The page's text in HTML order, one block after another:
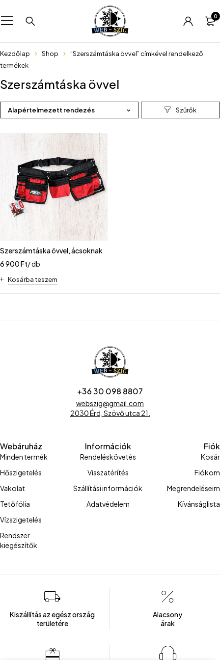
0
Kezdőlap Shop
“Szerszámtáska övvel” címkével rendelkező
termékek
Szerszámtáska övvel
Alapértelmezett rendezés
Szerszámtáska övvel, ácsoknak
6 900Ft/ db
Kosárba teszem
+36 30 098 8807
webszig@gmail.com
2030 Érd, Szövő utca 21.
Webáruház
Minden termék
Hőszigetelés
Vakolat
Tetőfólia
Vízszigetelés
Rendszer
kiegészítők
Információk
Rendeléskövetés
Visszatérítés
Szállítási információk
Adatvédelem
Fiók
Kosár
Fiókom
Megrendeléseim
Kívánságlista
Kiszállítás az egész ország
területére
Alacsony
árak